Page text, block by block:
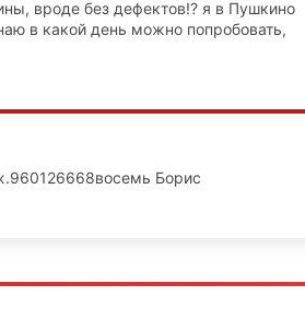
вроде без дефектов!? я в Пушкино
в какой день можно попробовать,
Борис